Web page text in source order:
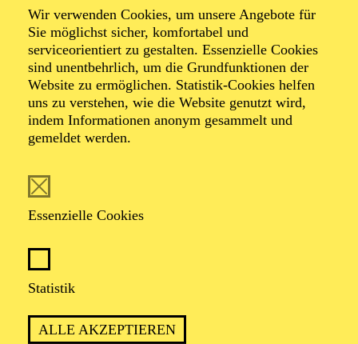
Wir verwenden Cookies, um unsere Angebote für
Sie möglichst sicher, komfortabel und
serviceorientiert zu gestalten. Essenzielle Cookies
sind unentbehrlich, um die Grundfunktionen der
Website zu ermöglichen. Statistik-Cookies helfen
uns zu verstehen, wie die Website genutzt wird,
indem Informationen anonym gesammelt und
gemeldet werden.
Essenzielle Cookies
Statistik
ALLE AKZEPTIEREN
Foto: Sergio Parra/ @courtesy Compania Nacional de Danza
Leticia Gañán Calvo
und schloss im Jahr 2000 ihr Architekturstudium an der